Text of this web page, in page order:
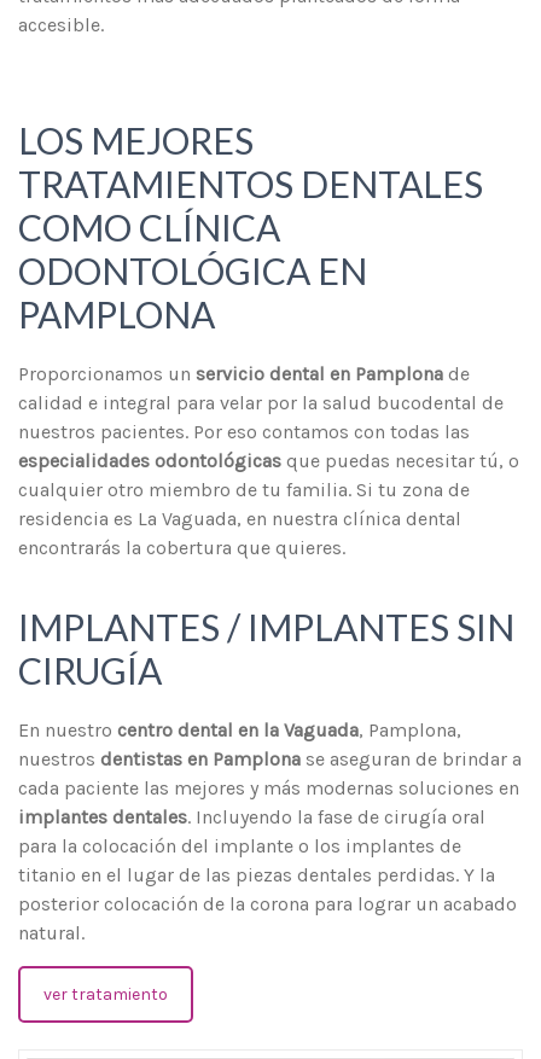
accesible.
LOS MEJORES
TRATAMIENTOS DENTALES
COMO CLÍNICA
ODONTOLÓGICA EN
PAMPLONA
Proporcionamos un servicio dental en Pamplona
de
calidad e integral para velar por la salud bucodental de
nuestros pacientes. Por eso contamos con todas las
especialidades odontológicas
que puedas necesitar tú, o
cualquier otro miembro de tu familia. Si tu zona de
residencia es La Vaguada, en nuestra clínica dental
encontrarás la cobertura que quieres.
IMPLANTES / IMPLANTES SIN
CIRUGÍA
En nuestro centro dental en la Vaguada , Pamplona,
nuestros
dentistas en Pamplona se aseguran de brindar a
cada paciente las mejores y más modernas soluciones en
implantes dentales . Incluyendo la fase de cirugía oral
para la colocación del implante o los implantes de
titanio en el lugar de las piezas dentales perdidas. Y la
posterior colocación de la corona para lograr un acabado
natural.
ver tratamiento